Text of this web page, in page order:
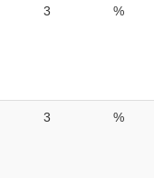
3 %
3 %